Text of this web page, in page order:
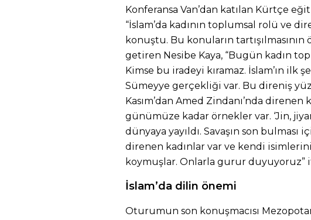
Konferansa Van’dan katılan Kürtçe
“İslam’da kadının toplumsal rolü ve
konuştu. Bu konuların
getiren Nesibe Kaya, “Bugün kadın
Kimse bu iradeyi kıramaz. İslam’ın ilk
Sümeyye gerçekliği var. Bu direniş
Kasım’dan Amed Zindanı’nda direnen
günümüze kadar örnekler var. ‘Jin,
dünyaya yayıldı. Savaşın son bulması
direnen kadınlar var ve kendi
koymuşlar. Onlarla gurur duyuyoruz”
İslam’da dilin önemi
Oturumun son konuşmacısı